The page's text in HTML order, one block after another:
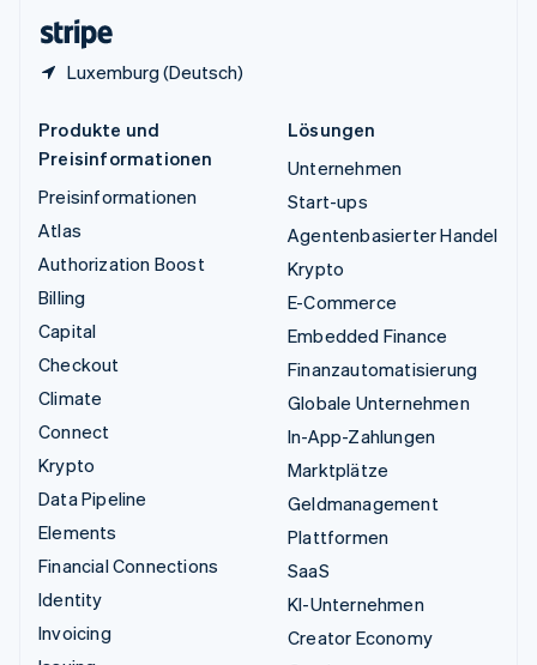
Luxemburg (Deutsch)
Produkte und
Preisinformationen
Preisinformationen
Atlas
Authorization Boost
Billing
Capital
Checkout
Climate
Connect
Krypto
Data Pipeline
Elements
Financial Connections
Identity
Invoicing
Lösungen
Unternehmen
Start-ups
Agentenbasierter Handel
Krypto
E-Commerce
Embedded Finance
Finanzautomatisierung
Globale Unternehmen
In-App-Zahlungen
Marktplätze
Geldmanagement
Plattformen
SaaS
KI-Unternehmen
Creator Economy